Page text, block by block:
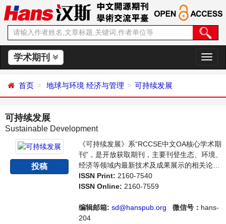
学术期刊
切
换
首页 地球与环境 经济与管理 可持续发展
可持续发展
Sustainable Development
投稿
《可持续发展》系“RCCSE中文OA核心学术期
刊”，是开放获取期刊，主要刊登生态、环境、
经济等领域内最新技术及成果展示的相关论
文。本刊支持思想创新、学术创新，倡导科
学，繁荣学术，集学术性、思想性为一体，旨
供一个传播、分享和讨论该领域内不同方向问
题与发展的交流平台。
ISSN Print: 2160-7540
ISSN Online: 2160-7559
编辑邮箱: sd@hanspub.org 微信号： hans-
204